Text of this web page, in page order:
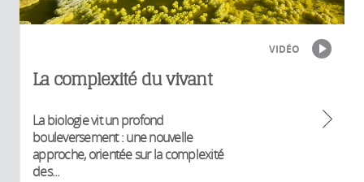
VIDÉO
La complexité du vivant
La biologie vit un profond
bouleversement : une nouvelle
approche, orientée sur la complexité
des...